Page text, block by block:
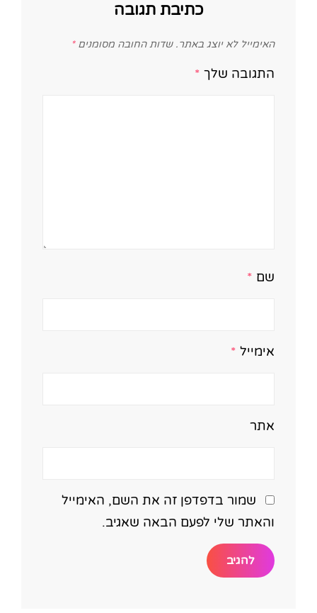
כתיבת תגובה
האימייל לא יוצג באתר. שדות החובה מסומנים*
התגובה שלך *
שם *
אימייל *
אתר
שמור בדפדפן זה את השם, האימייל
והאתר שלי לפעם הבאה שאגיב.